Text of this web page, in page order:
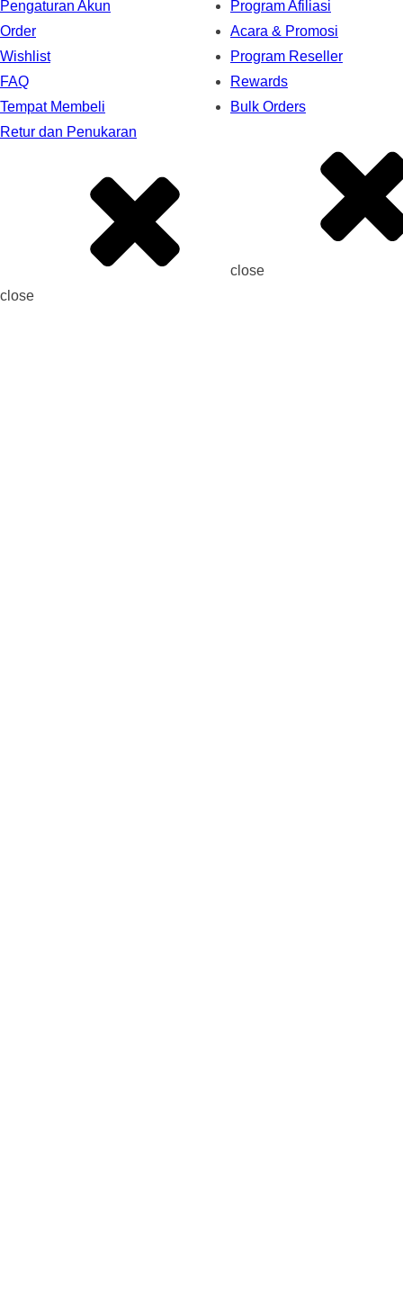
Pengaturan Akun
Order
Wishlist
FAQ
Tempat Membeli
Retur dan Penukaran
close
Program Afiliasi
Acara & Promosi
Program Reseller
Rewards
Bulk Orders
close